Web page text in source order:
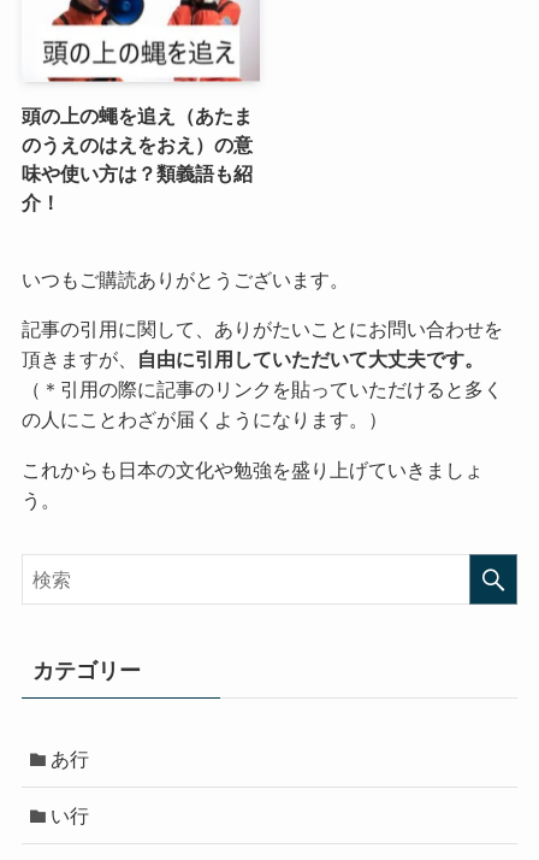
頭の上の蠅を追え（あたま
のうえのはえをおえ）の意
味や使い方は？類義語も紹
介！
いつもご購読ありがとうございます。
記事の引用に関して、ありがたいことにお問い合わせを
頂きますが、
自由に引用していただいて大丈夫です。
（＊引用の際に記事のリンクを貼っていただけると多く
の人にことわざが届くようになります。）
これからも日本の文化や勉強を盛り上げていきましょ
う。
カテゴリー
あ行
い行